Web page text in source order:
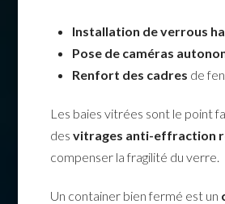
Installation de verrous
Pose de caméras
Renfort des cadres de
Les baies vitrées sont le point
desvitrages anti-effraction
compenser la fragilité du verre.
Un container bien fermé est un